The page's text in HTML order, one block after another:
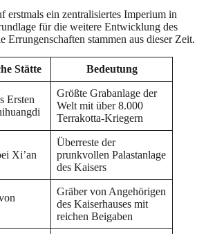
erstmals ein zentralisiertes Imperium in
für die weitere Entwicklung des
Errungenschaften stammen aus dieser Zeit.
Stätte Bedeutung
Ersten
Größte Grabanlage der
Welt mit über 8.000
Terrakotta-Kriegern
Xi’an
Überreste der
prunkvollen Palastanlage
des Kaisers
Gräber von Angehörigen
des Kaiserhauses mit
reichen Beigaben